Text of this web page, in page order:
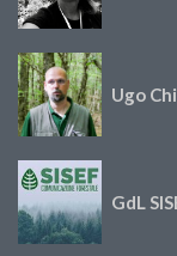
Ugo
GdL